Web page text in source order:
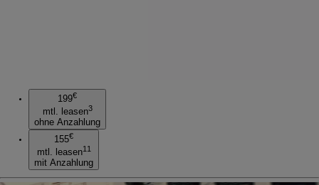
199€
mtl. leasen3
ohne Anzahlung
155€
mtl. leasen11
mit Anzahlung